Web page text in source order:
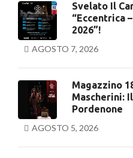
Svelato Il
“Eccentrica
2026”!
AGOSTO 7, 2026
Magazzino
Mascherini:
Pordenone
AGOSTO 5, 2026